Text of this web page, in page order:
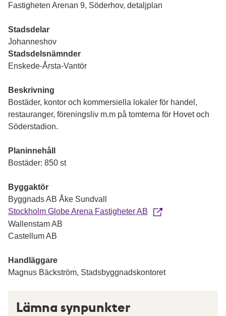
Fastigheten Arenan 9, Söderhov, detaljplan
Stadsdelar
Johanneshov
Stadsdelsnämnder
Enskede-Årsta-Vantör
Beskrivning
Bostäder, kontor och kommersiella lokaler för handel,
restauranger, föreningsliv m.m på tomterna för Hovet och
Söderstadion.
Planinnehåll
Bostäder: 850 st
Byggaktör
Byggnads AB Åke Sundvall
Stockholm Globe Arena Fastigheter AB
Wallenstam AB
Castellum AB
Handläggare
Magnus Bäckström, Stadsbyggnadskontoret
Lämna synpunkter